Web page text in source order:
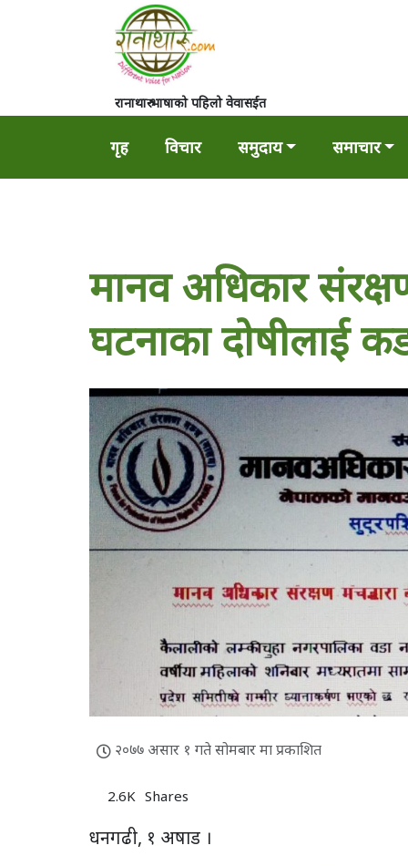
रानाथारु भाषाको पहिलो वेवासईत
गृह विचार समुदाय समाचार
मानव अधिकार
घटनाका दोषीलाई
२०७७ असार १ गते सोमबार मा प्रकाशित
2.6K Shares
धनगढी, १ अषाड ।